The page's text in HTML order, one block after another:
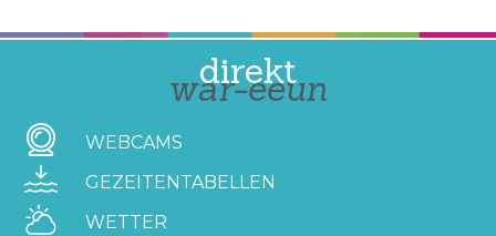
direkt
war-eeun
WEBCAMS
GEZEITENTABELLEN
WETTER